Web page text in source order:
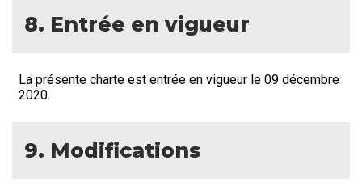
8. Entrée en vigueur
La présente charte est entrée en vigueur le 09 décembre
2020.
9. Modifications